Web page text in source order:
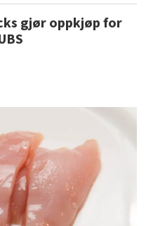
gjør oppkjøp for